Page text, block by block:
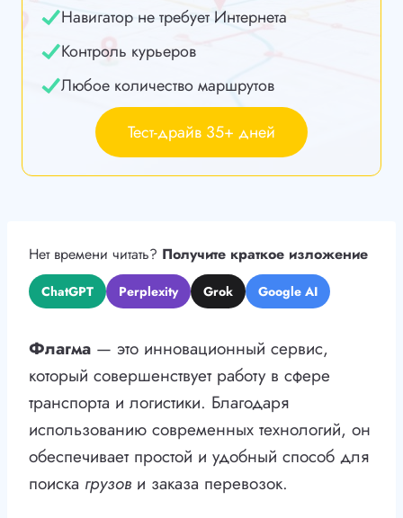
Навигатор не требует Интернета
Контроль курьеров
Любое количество маршрутов
Тест-драйв 35+ дней
Нет времени читать? Получите краткое изложение
ChatGPT Perplexity Grok Google AI
Флагма — это инновационный сервис,
который совершенствует работу в сфере
транспорта и логистики. Благодаря
использованию современных технологий, он
обеспечивает простой и удобный способ для
поиска грузов и заказа перевозок.